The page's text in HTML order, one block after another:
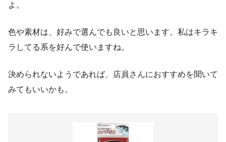
よ。
色や素材は、好みで選んでも良いと思います。私はキラキ
ラしてる系を好んで使いますね。
決められないようであれば、店員さんにおすすめを聞いて
みてもいいかも。